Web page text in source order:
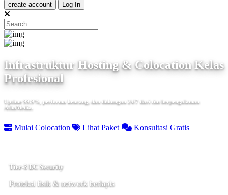
create account Log In
Infrastruktur Hosting & Colocation Kelas
Profesional
Uptime 99.9%, performa kencang, dan dukungan 24/7 dari tim berpengalaman
AthaMedia.
Mulai Colocation Lihat Paket Konsultasi Gratis
Tier-3 DC Security
Proteksi fisik & network berlapis